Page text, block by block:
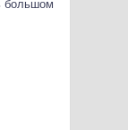
большом